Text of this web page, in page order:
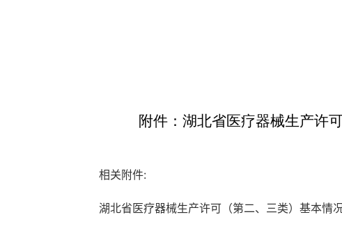
附件：湖北省医疗器械生产许
相关附件:
湖北省医疗器械生产许可（第二、三类）基本情